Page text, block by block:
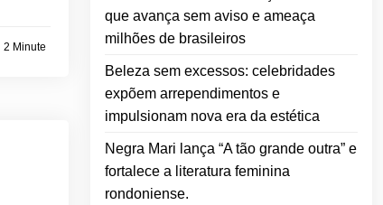
2 Minute
que avança sem aviso e ameaça
milhões de brasileiros
Beleza sem excessos: celebridades
expõem arrependimentos e
impulsionam nova era da estética
Negra Mari lança “A tão grande outra” e
fortalece a literatura feminina
rondoniense.